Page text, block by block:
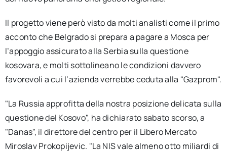
Il progetto viene però visto da molti analisti come il primo
acconto che Belgrado si prepara a pagare a Mosca per
l’appoggio assicurato alla Serbia sulla questione
kosovara, e molti sottolineano le condizioni davvero
favorevoli a cui l’azienda verrebbe ceduta alla "Gazprom".
"La Russia approfitta della nostra posizione delicata sulla
questione del Kosovo", ha dichiarato sabato scorso, a
"Danas", il direttore del centro per il Libero Mercato
Miroslav Prokopijevic. "La NIS vale almeno otto miliardi di